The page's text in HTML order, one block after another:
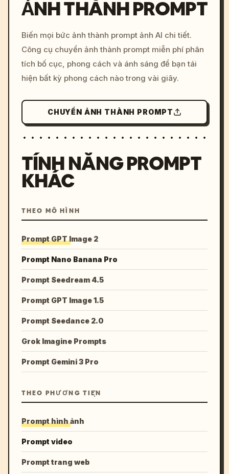
c, cyberpunk sunset, neon
colors, 8k --v 6.0
ẢNH THÀNH PROMPT
Biến mọi bức ảnh thành prompt ảnh AI chi tiết.
Công cụ chuyển ảnh thành prompt miễn phí phân
tích bố cục, phong cách và ánh sáng để bạn tái
hiện bất kỳ phong cách nào trong vài giây.
CHUYỂN ẢNH THÀNH PROMPT
TÍNH NĂNG PROMPT
KHÁC
THEO MÔ HÌNH
Prompt GPT Image 2
Prompt Nano Banana Pro
Prompt Seedream 4.5
Prompt GPT Image 1.5
Prompt Seedance 2.0
Grok Imagine Prompts
Prompt Gemini 3 Pro
THEO PHƯƠNG TIỆN
Prompt hình ảnh
Prompt video
Prompt trang web